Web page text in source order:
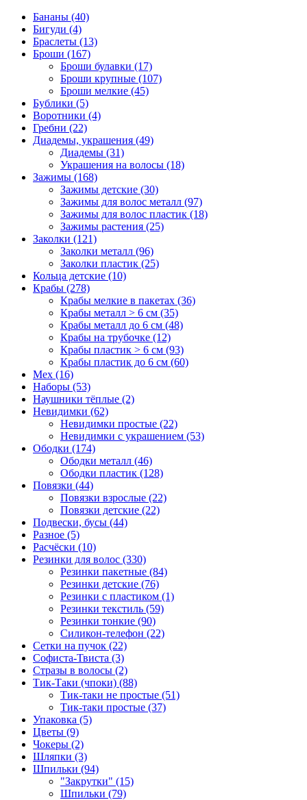
Бананы (40)
Бигуди (4)
Браслеты (13)
Броши (167)
Броши булавки (17)
Броши крупные (107)
Броши мелкие (45)
Бублики (5)
Воротники (4)
Гребни (22)
Диадемы, украшения (49)
Диадемы (31)
Украшения на волосы (18)
Зажимы (168)
Зажимы детские (30)
Зажимы для волос металл (97)
Зажимы для волос пластик (18)
Зажимы растения (25)
Заколки (121)
Заколки металл (96)
Заколки пластик (25)
Кольца детские (10)
Крабы (278)
Крабы мелкие в пакетах (36)
Крабы металл > 6 см (35)
Крабы металл до 6 см (48)
Крабы на трубочке (12)
Крабы пластик > 6 см (93)
Крабы пластик до 6 см (60)
Мех (16)
Наборы (53)
Наушники тёплые (2)
Невидимки (62)
Невидимки простые (22)
Невидимки с украшением (53)
Ободки (174)
Ободки металл (46)
Ободки пластик (128)
Повязки (44)
Повязки взрослые (22)
Повязки детские (22)
Подвески, бусы (44)
Разное (5)
Расчёски (10)
Резинки для волос (330)
Резинки пакетные (84)
Резинки детские (76)
Резинки с пластиком (1)
Резинки текстиль (59)
Резинки тонкие (90)
Силикон-телефон (22)
Сетки на пучок (22)
Софиста-Твиста (3)
Стразы в волосы (2)
Тик-Таки (чпоки) (88)
Тик-таки не простые (51)
Тик-таки простые (37)
Упаковка (5)
Цветы (9)
Чокеры (2)
Шляпки (3)
Шпильки (94)
"Закрутки" (15)
Шпильки (79)